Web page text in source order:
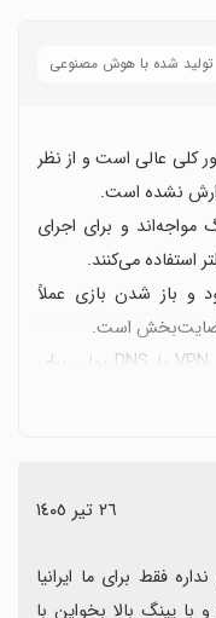
تولید شده با هوش مصنوعی
کلی عالی است و از نظر
نشده است.
مواجه‌اند و برای اجرای
استفاده می‌کنند.
و باز شدن بازی عملاً
رضایت‌بخش است.
بعضی کاربران پینگ بالا و نیاز به VPN یا DNS پولی برای
تجربه را تحت تأثیر
را مدیریت کنند، بازی
٢٦ تیر ١٤٠٥